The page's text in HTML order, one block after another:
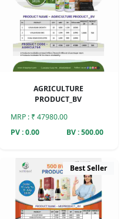
AGRICULTURE
PRODUCT_BV
MRP : ₹ 47980.00
PV : 0.00
BV : 500.00
Best Seller